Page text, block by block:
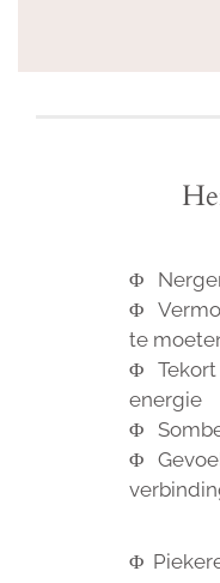
Φ N
Φ V
te
Φ
energie
Φ S
Φ
Φ